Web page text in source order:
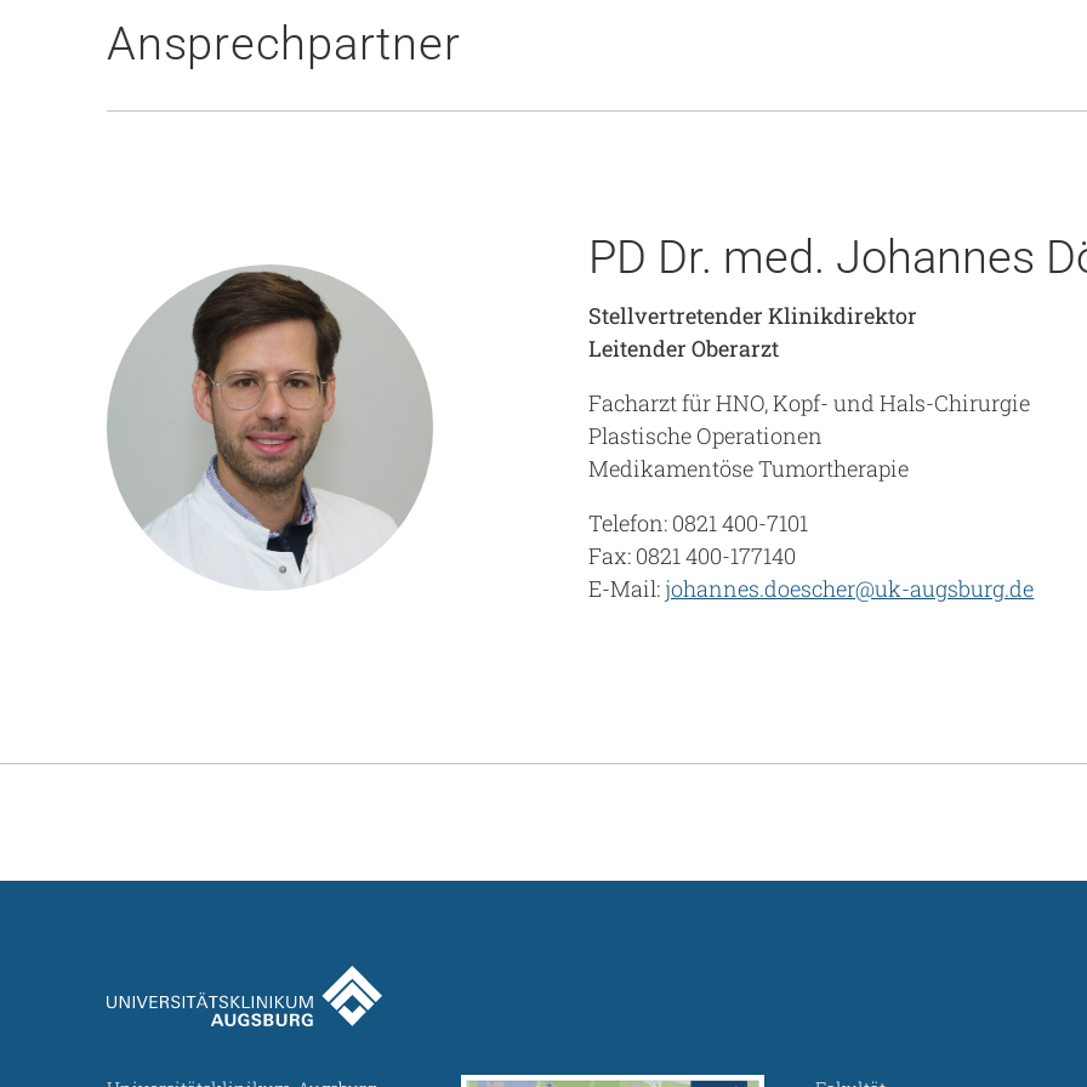
Ansprechpartner
PD Dr. med. Johannes
Stellvertretender Klinikdirektor
Leitender Oberarzt
Facharzt für HNO, Kopf- und Hals-Chirurgie
Plastische Operationen
Medikamentöse Tumortherapie
Telefon: 0821 400-7101
Fax: 0821 400-177140
E-Mail: johannes.doescher@uk-augsburg.de